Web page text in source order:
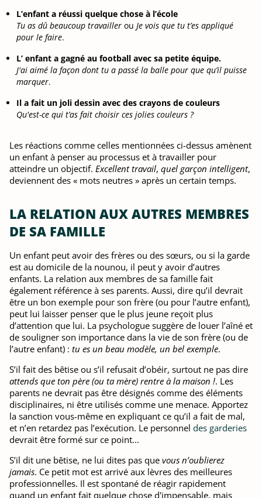
L’enfant a réussi quelque chose à l’école
Tu as dû beaucoup travailler ou Je vois que tu t’es appliqué
pour le faire.
L’ enfant a gagné au football avec sa petite équipe.
J'ai aimé la façon dont tu a passé la balle pour que qu’il puisse
marquer.
Il a fait un joli dessin avec des crayons de couleurs
Qu'est-ce qui t’as fait choisir ces jolies couleurs ?
Les réactions comme celles mentionnées ci-dessus amènent
un enfant à penser au processus et à travailler pour
atteindre un objectif. Excellent travail, quel garçon intelligent,
deviennent des « mots neutres » après un certain temps.
LA RELATION AUX AUTRES MEMBRES
DE SA FAMILLE
Un enfant peut avoir des frères ou des sœurs, ou si la garde
est au domicile de la nounou, il peut y avoir d’autres
enfants. La relation aux membres de sa famille fait
également référence à ses parents. Aussi, dire qu’il devrait
être un bon exemple pour son frère (ou pour l’autre enfant),
peut lui laisser penser que le plus jeune reçoit plus
d’attention que lui. La psychologue suggère de louer l’aîné et
de souligner son importance dans la vie de son frère (ou de
l’autre enfant) : tu es un beau modèle, un bel exemple.
S’il fait des bêtise ou s’il refusait d’obéir, surtout ne pas dire
attends que ton père (ou ta mère) rentre à la maison !. Les
parents ne devrait pas être désignés comme des éléments
disciplinaires, ni être utilisés comme une menace. Apportez
la sanction vous-même en expliquant ce qu’il a fait de mal,
et n’en retardez pas l’exécution. Le personnel des garderies
devrait être formé sur ce point...
S’il dit une bêtise, ne lui dites pas que vous n’oublierez
jamais. Ce petit mot est arrivé aux lèvres des meilleures
professionnelles. Il est spontané de réagir rapidement
quand un enfant fait quelque chose d'impensable, mais